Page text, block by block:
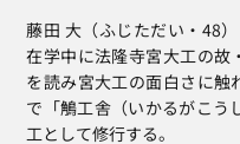
藤田 大（ふじただい・48
在学中に法隆寺宮大工の故
を読み宮大工の面白さに触
で「鵤工舎（いかるがこう
工として修行する。